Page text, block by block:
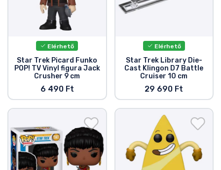
Elérhető
Star Trek Picard Funko
POP! TV Vinyl figura Jack
Crusher 9 cm
6 490 Ft
Elérhető
Star Trek Library Die-
Cast Klingon D7 Battle
Cruiser 10 cm
29 690 Ft